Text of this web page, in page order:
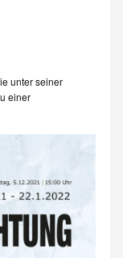
unter seiner
einer